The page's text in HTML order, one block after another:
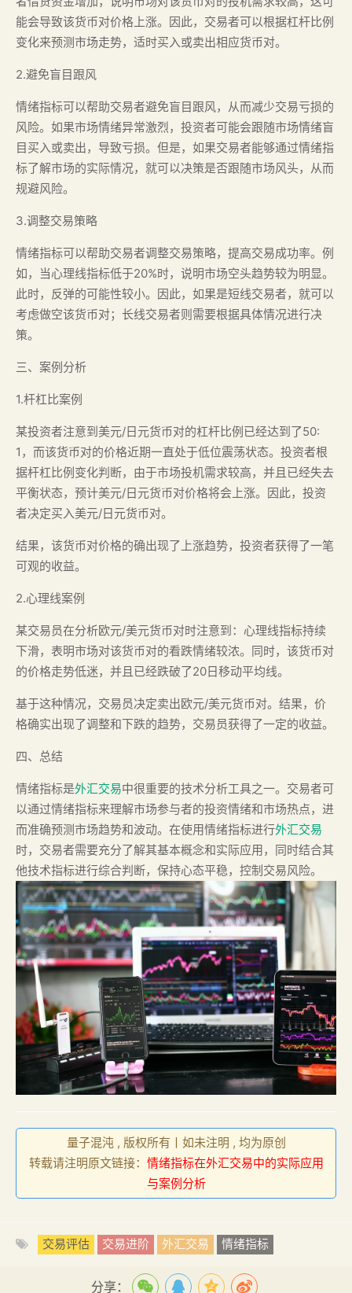
能会导致该货币对价格上涨。因此，交易者可以根据杠杆比例
变化来预测市场走势，适时买入或卖出相应货币对。
2.避免盲目跟风
情绪指标可以帮助交易者避免盲目跟风，从而减少交易亏损的
风险。如果市场情绪异常激烈，投资者可能会跟随市场情绪盲
目买入或卖出，导致亏损。但是，如果交易者能够通过情绪指
标了解市场的实际情况，就可以决策是否跟随市场风头，从而
规避风险。
3.调整交易策略
情绪指标可以帮助交易者调整交易策略，提高交易成功率。例
如，当心理线指标低于20%时，说明市场空头趋势较为明显。
此时，反弹的可能性较小。因此，如果是短线交易者，就可以
考虑做空该货币对；长线交易者则需要根据具体情况进行决
策。
三、案例分析
1.杆杠比案例
某投资者注意到美元/日元货币对的杠杆比例已经达到了50:
1，而该货币对的价格近期一直处于低位震荡状态。投资者根
据杆杠比例变化判断，由于市场投机需求较高，并且已经失去
平衡状态，预计美元/日元货币对价格将会上涨。因此，投资
者决定买入美元/日元货币对。
结果，该货币对价格的确出现了上涨趋势，投资者获得了一笔
可观的收益。
2.心理线案例
某交易员在分析欧元/美元货币对时注意到：心理线指标持续
下滑，表明市场对该货币对的看跌情绪较浓。同时，该货币对
的价格走势低迷，并且已经跌破了20日移动平均线。
基于这种情况，交易员决定卖出欧元/美元货币对。结果，价
格确实出现了调整和下跌的趋势，交易员获得了一定的收益。
四、总结
情绪指标是外汇交易中很重要的技术分析工具之一。交易者可
以通过情绪指标来理解市场参与者的投资情绪和市场热点，进
而准确预测市场趋势和波动。在使用情绪指标进行外汇交易
时，交易者需要充分了解其基本概念和实际应用，同时结合其
他技术指标进行综合判断，保持心态平稳，控制交易风险。
量子混沌 , 版权所有丨如未注明 , 均为原创
转载请注明原文链接： 情绪指标在外汇交易中的实际应用
与案例分析
交易评估 交易进阶 外汇交易 情绪指标
分享：